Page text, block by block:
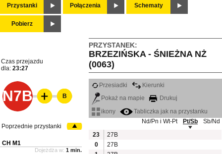
Przystanki Połączenia Schematy
Pobierz
PRZYSTANEK:
BRZEZIŃSKA - ŚNIEŻNA NŻ
(0063)
Czas przejazdu
dla: 23:27
N7B
Przesiadki
Kierunki
Pokaż na mapie
Drukuj
ikony
Tabliczka jak na przystanku
Nd/Pn i Wt-Pt
Pt/Sb
Sb/Nd
23
27B
0
27B
B
Poprzednie przystanki
CH M1
Dojeżdża w: 1 min.